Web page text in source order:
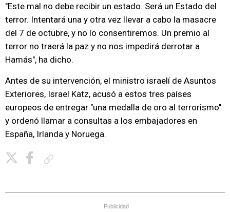
"Este mal no debe recibir un estado. Será un Estado del
terror. Intentará una y otra vez llevar a cabo la masacre
del 7 de octubre, y no lo consentiremos. Un premio al
terror no traerá la paz y no nos impedirá derrotar a
Hamás", ha dicho.
Antes de su intervención, el ministro israelí de Asuntos
Exteriores, Israel Katz, acusó a estos tres países
europeos de entregar "una medalla de oro al terrorismo"
y ordenó llamar a consultas a los embajadores en
España, Irlanda y Noruega.
Publicidad